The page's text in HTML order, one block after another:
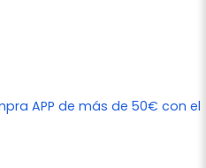
APP de más de 50€ con el